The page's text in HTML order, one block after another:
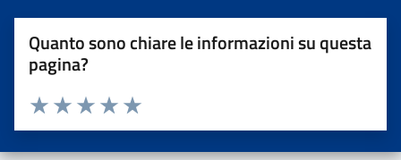
Quanto sono chiare le informazioni su questa
pagina?
Valuta da 1 a 5 stelle la pagina
Valuta 5 stelle su 5
Valuta 4 stelle su 5
Valuta 3 stelle su 5
Valuta 2 stelle su 5
Valuta una stella su 5